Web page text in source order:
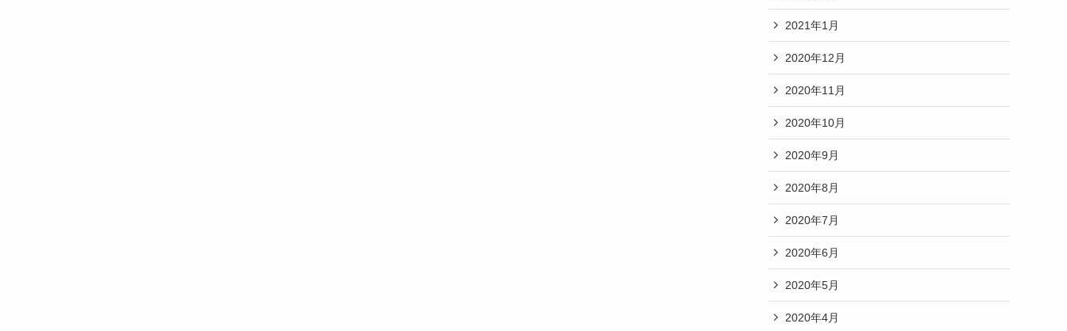
2021年1月
2020年12月
2020年11月
2020年10月
2020年9月
2020年8月
2020年7月
2020年6月
2020年5月
2020年4月